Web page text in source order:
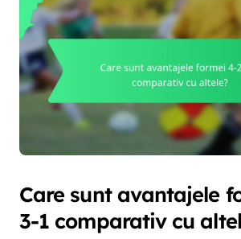
Care sunt avantajele
3-1 comparativ cu